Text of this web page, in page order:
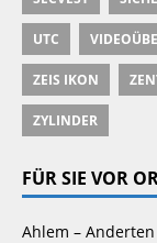
UTC
ZEIS IKON
ZYLINDER
FÜR SIE VOR
Ahlem –